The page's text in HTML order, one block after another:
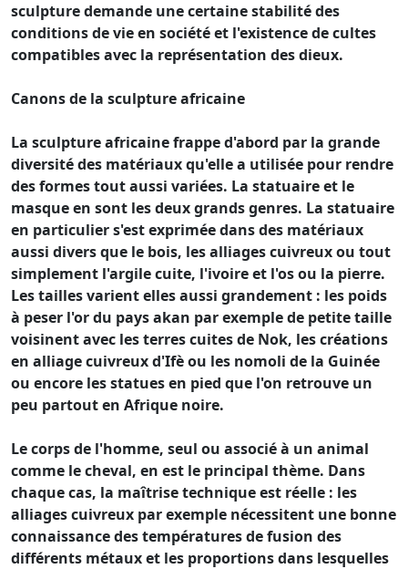
sculpture demande une certaine stabilité des
conditions de vie en société et l'existence de cultes
compatibles avec la représentation des dieux.
Canons de la sculpture africaine
La sculpture africaine frappe d'abord par la grande
diversité des matériaux qu'elle a utilisée pour rendre
des formes tout aussi variées. La statuaire et le
masque en sont les deux grands genres. La statuaire
en particulier s'est exprimée dans des matériaux
aussi divers que le bois, les alliages cuivreux ou tout
simplement l'argile cuite, l'ivoire et l'os ou la pierre.
Les tailles varient elles aussi grandement : les poids
à peser l'or du pays akan par exemple de petite taille
voisinent avec les terres cuites de Nok, les créations
en alliage cuivreux d'Ifè ou les nomoli de la Guinée
ou encore les statues en pied que l'on retrouve un
peu partout en Afrique noire.
Le corps de l'homme, seul ou associé à un animal
comme le cheval, en est le principal thème. Dans
chaque cas, la maîtrise technique est réelle : les
alliages cuivreux par exemple nécessitent une bonne
connaissance des températures de fusion des
différents métaux et les proportions dans lesquelles